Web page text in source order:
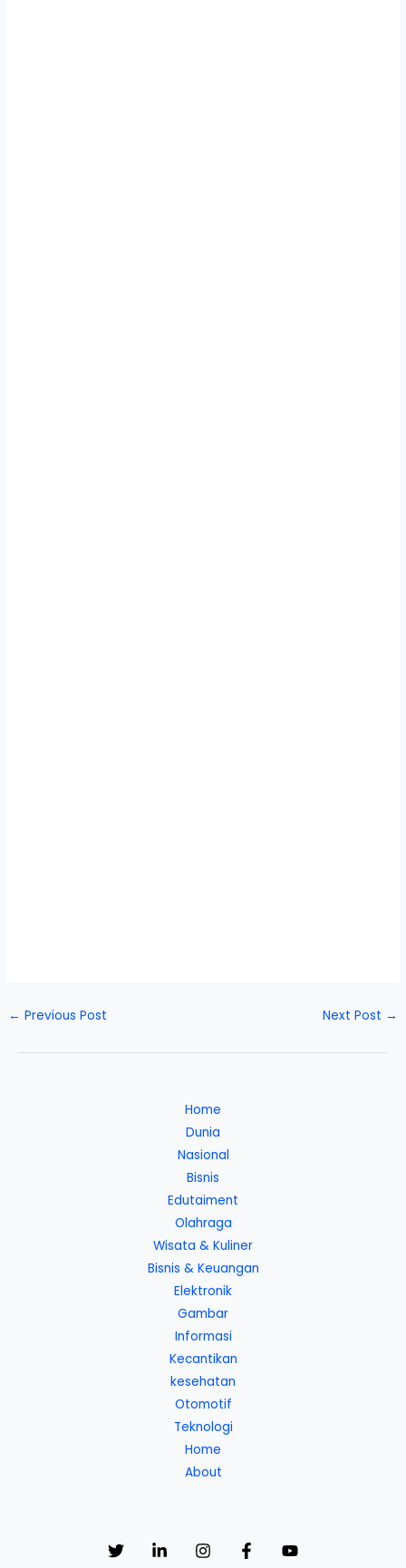
← Previous Post Next Post →
Home
Dunia
Nasional
Bisnis
Edutaiment
Olahraga
Wisata & Kuliner
Bisnis & Keuangan
Elektronik
Gambar
Informasi
Kecantikan
kesehatan
Otomotif
Teknologi
Home
About